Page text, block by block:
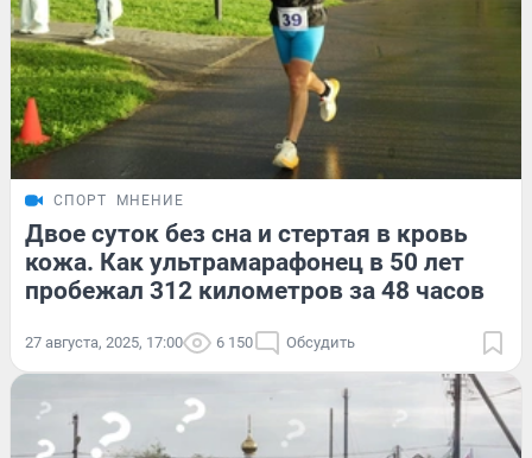
СПОРТ МНЕНИЕ
Двое суток без сна и стертая в кровь
кожа. Как ультрамарафонец в 50 лет
пробежал 312 километров за 48 часов
27 августа, 2025, 17:00 6 150 Обсудить